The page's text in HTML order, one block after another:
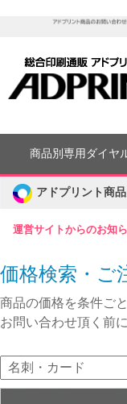
運営サイトからのお知
商品別専用ダイヤ
アドプリント商
価格検索・ご
商品の価格を条件ご
お問い合わせ頂く前